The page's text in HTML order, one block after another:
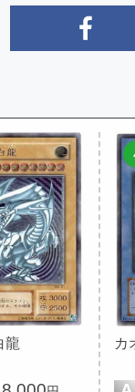
龍 カ